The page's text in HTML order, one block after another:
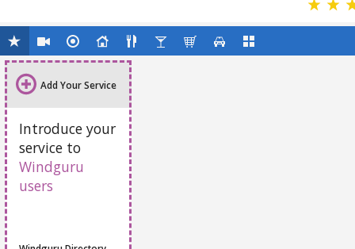
Add Your Service
Introduce your
service to
Windguru
users